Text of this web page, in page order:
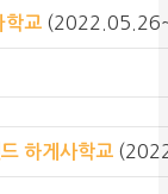
학교
하게사학교